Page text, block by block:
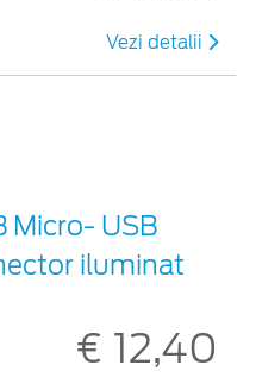
Vezi detalii
Micro- USB
iluminat
€ 12,40